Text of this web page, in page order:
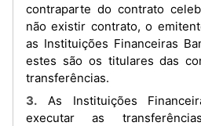
contraparte do contrato
não existir contrato, o
as Instituições Financeiras
estes são os titulares das
transferências.
3. As Instituições Financeiras Bancárias devem
executar as